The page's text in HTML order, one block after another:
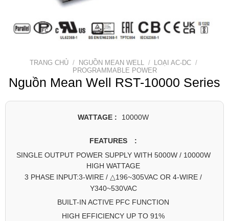
TRANG CHỦ / NGUỒN MEAN WELL / LOẠI AC-DC /
PROGRAMMABLE POWER
Nguồn Mean Well RST-10000 Series
WATTAGE : 10000W
FEATURES :
SINGLE OUTPUT POWER SUPPLY WITH 5000W / 10000W
HIGH WATTAGE
3 PHASE INPUT:3-WIRE / △196~305VAC OR 4-WIRE /
Y340~530VAC
BUILT-IN ACTIVE PFC FUNCTION
HIGH EFFICIENCY UP TO 91%